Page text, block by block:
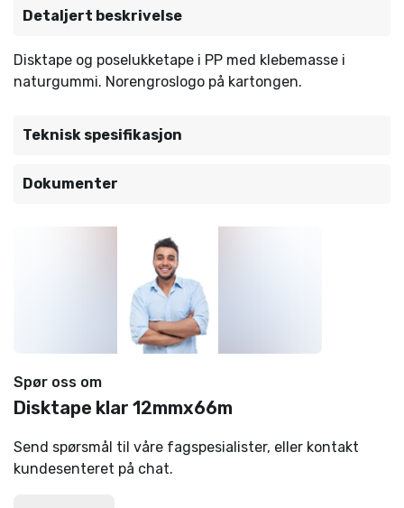
Detaljert beskrivelse
Disktape og poselukketape i PP med klebemasse i
naturgummi. Norengroslogo på kartongen.
Teknisk spesifikasjon
Dokumenter
Spør oss om
Disktape klar 12mmx66m
Send spørsmål til våre fagspesialister, eller kontakt
kundesenteret på chat.